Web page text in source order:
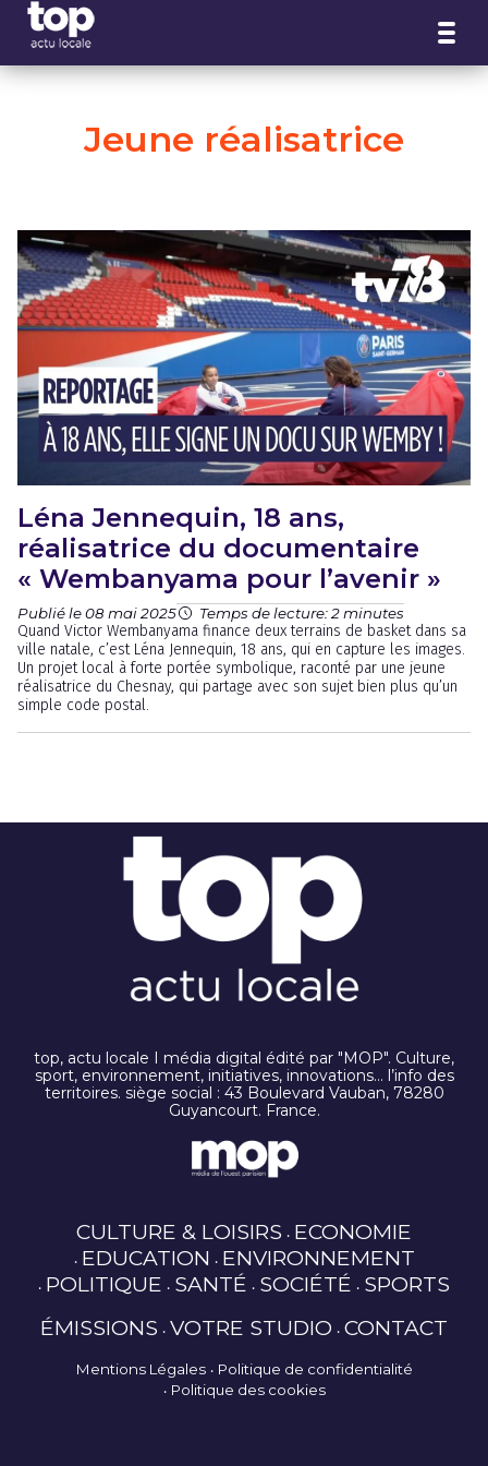
Jeune réalisatrice
Léna Jennequin, 18 ans,
réalisatrice du documentaire
« Wembanyama pour l’avenir »
Publié le 08 mai 2025 Temps de lecture: 2 minutes
Quand Victor Wembanyama finance deux terrains de basket dans sa
ville natale, c’est Léna Jennequin, 18 ans, qui en capture les images.
Un projet local à forte portée symbolique, raconté par une jeune
réalisatrice du Chesnay, qui partage avec son sujet bien plus qu’un
simple code postal.
top, actu locale I média digital édité par "MOP". Culture,
sport, environnement, initiatives, innovations… l’info des
territoires. siège social : 43 Boulevard Vauban, 78280
Guyancourt. France.
CULTURE & LOISIRS ECONOMIE
EDUCATION ENVIRONNEMENT
POLITIQUE SANTÉ SOCIÉTÉ SPORTS
ÉMISSIONS VOTRE STUDIO CONTACT
Mentions Légales
Politique de confidentialité
Politique des cookies
Panneau de gestion des cookies